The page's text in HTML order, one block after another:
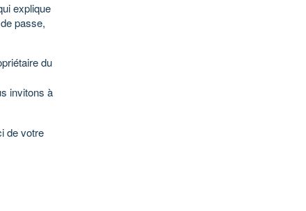
explique
passe,
du
invitons à
de votre